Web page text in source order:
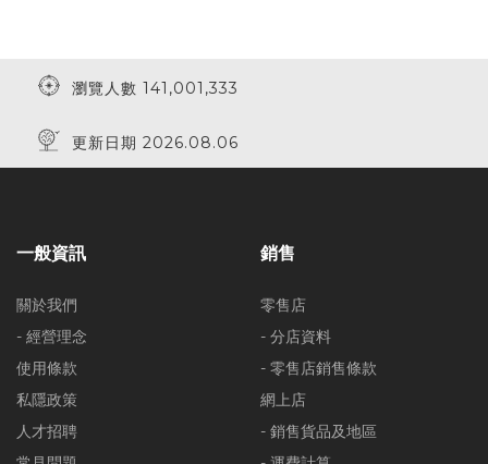
瀏覽人數 141,001,333
更新日期 2026.08.06
一般資訊
關於我們
- 經營理念
使用條款
私隱政策
人才招聘
銷售
零售店
- 分店資料
- 零售店銷售條款
網上店
- 銷售貨品及地區